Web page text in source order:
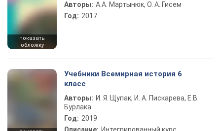
показать
обложку
Авторы: А.А. Мартынюк, О. А. Гисем
Год: 2017
Учебники Всемирная история 6
класс
Авторы: И. Я. Щупак, И. А. Пискарева, Е.В.
Бурлака
Год: 2019